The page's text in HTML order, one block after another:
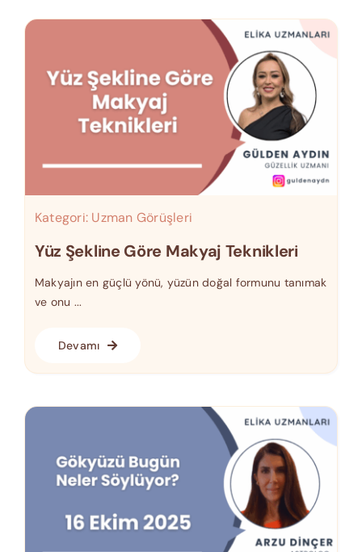
Kategori: Uzman Görüşleri
Yüz Şekline Göre Makyaj Teknikleri
Makyajın en güçlü yönü, yüzün doğal formunu tanımak
ve onu ...
Devamı